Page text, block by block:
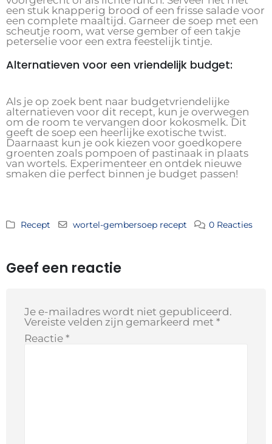
een stuk knapperig brood of een frisse salade voor
een complete maaltijd. Garneer de soep met een
scheutje room, wat verse gember of een takje
peterselie voor een extra feestelijk tintje.
Alternatieven voor een vriendelijk budget:
Als je op zoek bent naar budgetvriendelijke
alternatieven voor dit recept, kun je overwegen
om de room te vervangen door kokosmelk. Dit
geeft de soep een heerlijke exotische twist.
Daarnaast kun je ook kiezen voor goedkopere
groenten zoals pompoen of pastinaak in plaats
van wortels. Experimenteer en ontdek nieuwe
smaken die perfect binnen je budget passen!
Recept wortel-gembersoep recept 0 Reacties
Geef een reactie
Je e-mailadres wordt niet gepubliceerd.
Vereiste velden zijn gemarkeerd met *
Reactie *